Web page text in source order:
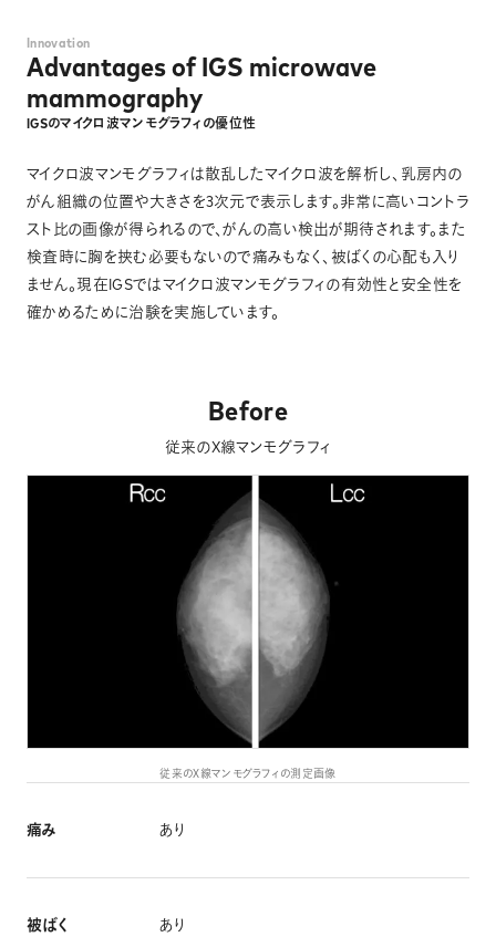
Innovation
Advantages of IGS microwave
mammography
IGSのマイクロ波マンモグラフィの優位性
マイクロ波マンモグラフィは散乱したマイクロ波を解析し、乳房内の
がん組織の位置や大きさを3次元で表示します。非常に高いコントラ
スト比の画像が得られるので、がんの高い検出が期待されます。また
検査時に胸を挟む必要もないので痛みもなく、被ばくの心配も入り
ません。現在IGSではマイクロ波マンモグラフィの有効性と安全性を
確かめるために治験を実施しています。
Before
従来のX線マンモグラフィ
従来のX線マンモグラフィの測定画像
痛み あり
被ばく あり